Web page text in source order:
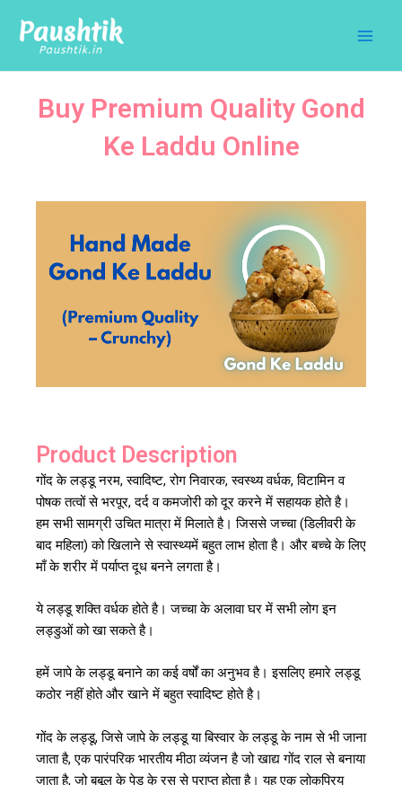
content
Buy Premium Quality Gond
Ke Laddu Online
Product Description
गोंद के लड्डू नरम, स्वादिष्ट, रोग निवारक, स्वस्थ्य वर्धक, विटामिन व
पोषक तत्वों से भरपूर, दर्द व कमजोरी को दूर करने में सहायक होते है।
हम सभी सामग्री उचित मात्रा में मिलाते है। जिससे जच्चा (डिलीवरी के
बाद महिला) को खिलाने से स्वास्थ्यमें बहुत लाभ होता है। और बच्चे के लिए
माँ के शरीर में पर्याप्त दूध बनने लगता है।
ये लड्डू शक्ति वर्धक होते है। जच्चा के अलावा घर में सभी लोग इन
लड्डुओं को खा सकते है।
हमें जापे के लड्डू बनाने का कई वर्षों का अनुभव है। इसलिए हमारे लड्डू
कठोर नहीं होते और खाने में बहुत स्वादिष्ट होते है।
गोंद के लड्डू, जिसे जापे के लड्डू या बिस्वार के लड्डू के नाम से भी जाना
जाता है, एक पारंपरिक भारतीय मीठा व्यंजन है जो खाद्य गोंद राल से बनाया
जाता है, जो बबूल के पेड़ के रस से प्राप्त होता है। यह एक लोकप्रिय